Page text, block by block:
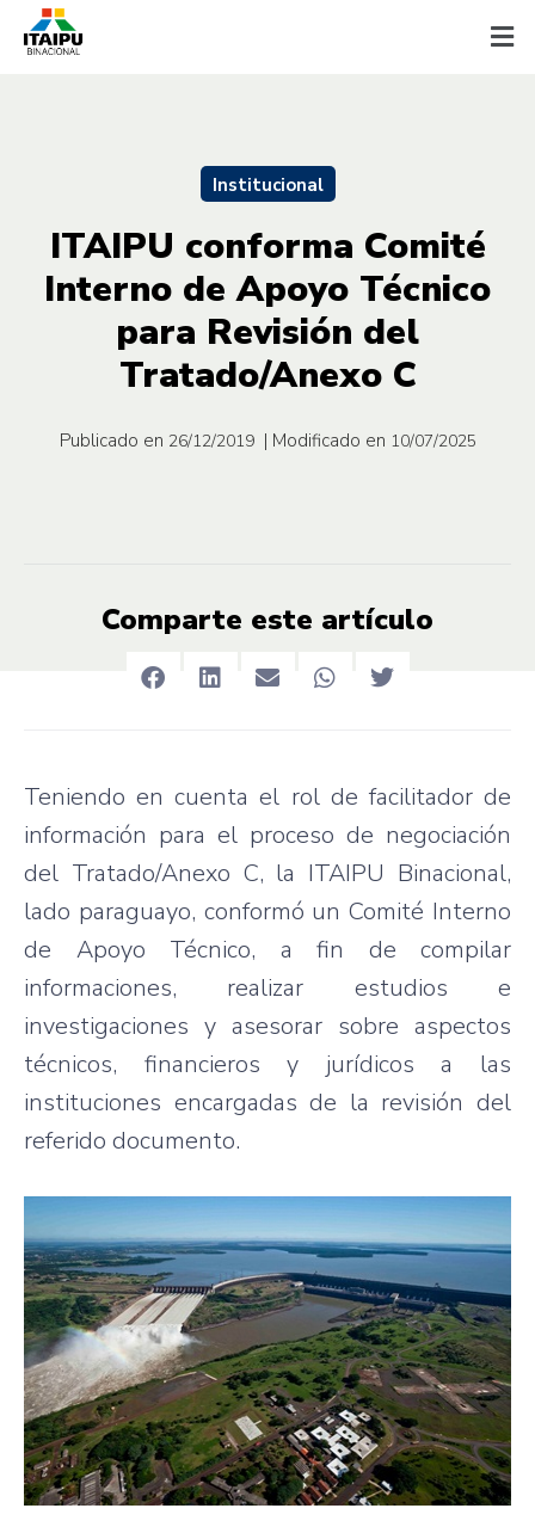
Institucional
ITAIPU conforma Comité
Interno de Apoyo Técnico
para Revisión del
Tratado/Anexo C
Publicado en 26/12/2019 | Modificado en 10/07/2025
Comparte este artículo
Teniendo en cuenta el rol de facilitador de
información para el proceso de negociación
del Tratado/Anexo C, la ITAIPU Binacional,
lado paraguayo, conformó un Comité Interno
de Apoyo Técnico, a fin de compilar
informaciones, realizar estudios e
investigaciones y asesorar sobre aspectos
técnicos, financieros y jurídicos a las
instituciones encargadas de la revisión del
referido documento.